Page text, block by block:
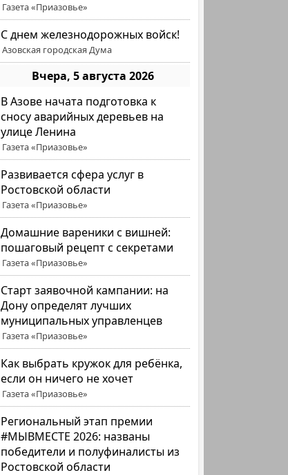
Газета «Приазовье»
С днем железнодорожных войск!
Азовская городская Дума
Вчера, 5 августа 2026
В Азове начата подготовка к
сносу аварийных деревьев на
улице Ленина
Газета «Приазовье»
Развивается сфера услуг в
Ростовской области
Газета «Приазовье»
Домашние вареники с вишней:
пошаговый рецепт с секретами
Газета «Приазовье»
Старт заявочной кампании: на
Дону определят лучших
муниципальных управленцев
Газета «Приазовье»
Как выбрать кружок для ребёнка,
если он ничего не хочет
Газета «Приазовье»
Региональный этап премии
#МЫВМЕСТЕ 2026: названы
победители и полуфиналисты из
Ростовской области